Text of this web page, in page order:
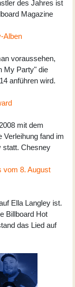
des Jahres ist
Magazine
Alben
voraussehen,
My Party" die
anführen wird.
mit dem
Verleihung fand im
statt. Chesney
vom 8. August
Ella Langley ist.
Billboard Hot
das Lied auf